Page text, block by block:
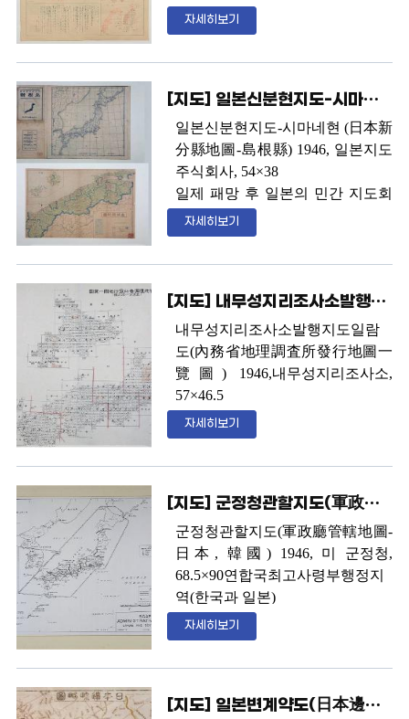
장 높은 정확성과 공신력을 인정
받던 참모본부 직속 육지측량부에
시 .죽도(竹島-독도 )는 울릉도와
함께 원래 대한 제국의 영토였던
곳을 일본이 점령한 것으로 표시
되어 있다
.일본에서 가장 권위가
있다고 하는 육지측량부에서 발행
한 지도 복제본으로
대만 등으로 나누어 구획
토로 인정.
일본의 육지측량부는 다른 국가의
침략을 위해 외방도 (外邦圖,군사
지도)를 만들었는데
본 지도로 사용되는 것이 지도구
역일람도이다
(독도) 를 그려넣고 있다. 1936년 발
수하여3개월의 복원 기간을 거쳐
독립기념관에 전시하고 있다.그
동안 국내에 소개된 것은1936년
발행본만 독도표기가 있는 것으로
알려졌으나
일하게 독도가 기재되어 있는 것
으로 확인되었다.
자세히보기
[지도] 일본신분현지도-시마네현(日本新分縣地圖-島根縣)
일본신분현지도-시마네현 (日本新
分縣地圖-島根縣) 1946, 일본지도
주식회사, 54×38
일제 패망 후 일본의 민간 지도회
사가 발행한 시마네현 지도
에도 독도가 표기되어 있지 않다
로 독도가 한국의 고유 영토였음
을 인정하였다. 광복 후 발행된 시
마네현 지도에서 좌도 오키(隱岐)
부분에 독도에 대한 표기가 없어
독도를 한국 영토로 인정
대마도 사이는 조선해협
와 시모노세키
자세히보기
[지도] 내무성지리조사소발행지도일람도(內務省地理調査所發行地圖一覽圖)
내무성지리조사소발행지도일람
도(內務省地理調査所發行地圖一
覽圖) 1946,내무성지리조사소,
57×46.5
일제 패망 후
이 발행한 일본전국도로서
유 영토로서,반환되어야 할 땅으
로 알고 있었음을 증명해 준다.
자세히보기
[지도] 군정청관할지도(軍政廳管轄地圖)
군정청관할지도(軍政廳管轄地圖-
日本 , 韓國) 1946, 미 군정청,
68.5×90연합국최고사령부행정지
역(한국과 일본)
연합국최고사령부에서 제
계대전 후 일본이 영토를 규정한
을 구분한 지도로서 ,울릉도와
자세히보기
[지도] 일본변계약도(日本邊界略圖)